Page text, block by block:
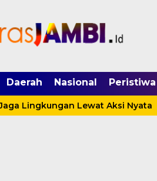
Daerah Nasional Peristiwa
Lewat Aksi Nyata